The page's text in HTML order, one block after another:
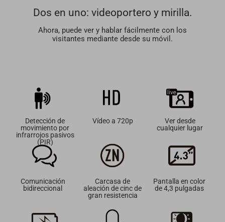
Dos en uno: videoportero y mirilla.
Ahora, puede ver y hablar fácilmente con los
visitantes mediante desde su móvil.
Detección de
movimiento por
infrarrojos pasivos
(PIR)
Vídeo a 720p
Ver desde
cualquier lugar
Comunicación
bidireccional
Carcasa de
aleación de cinc de
gran resistencia
Pantalla en color
de 4,3 pulgadas